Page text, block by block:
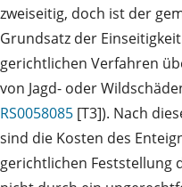
zweiseitig, doch ist der
Grundsatz der
gerichtlichen Verfahren
von Jagd- oder
RS0058085 [T3]). Nach
sind die Kosten des
gerichtlichen Feststellung